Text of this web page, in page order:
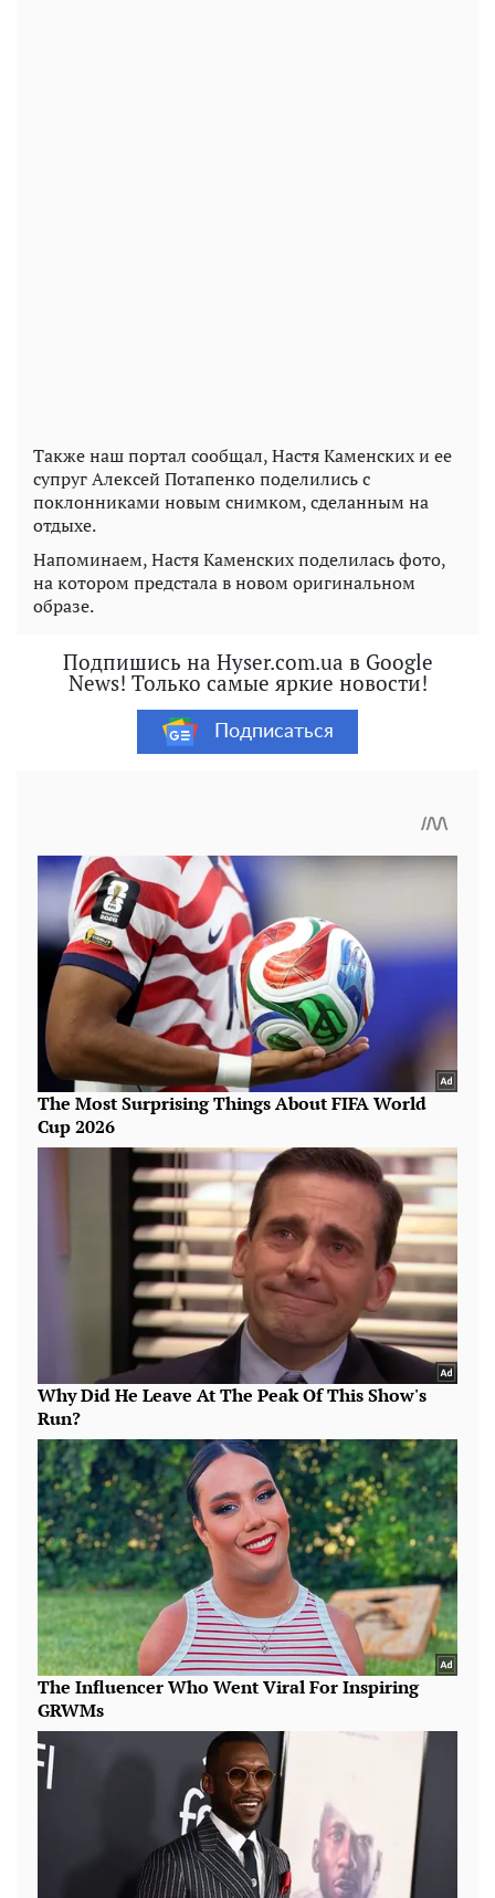
Также наш портал сообщал, Настя Каменских и ее
супруг Алексей Потапенко поделились с
поклонниками новым снимком, сделанным на
отдыхе.
Напоминаем, Настя Каменских поделилась фото,
на котором предстала в новом оригинальном
образе.
Подпишись на Hyser.com.ua в Google
News! Только самые яркие новости!
Подписаться